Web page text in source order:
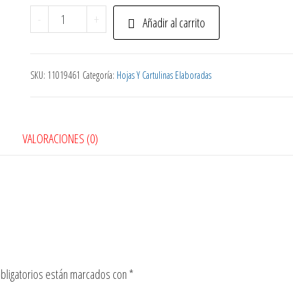
-
Hojas
Papel
Uni
+ Añadir al carrito
SKU: 11019461 Categoría: Hojas Y Cartulinas Elaboradas
VALORACIONES (0)
están marcados con *